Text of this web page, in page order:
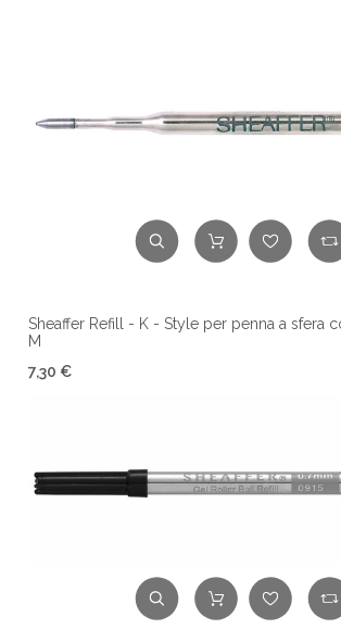
Sheaffer Refill - K - Style per penna a sfera
M
7,30 €